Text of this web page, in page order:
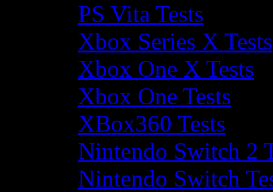
PS Vita Tests
Xbox Series X Tests
Xbox One X Tests
Xbox One Tests
XBox360 Tests
Nintendo Switch 2
Nintendo Switch